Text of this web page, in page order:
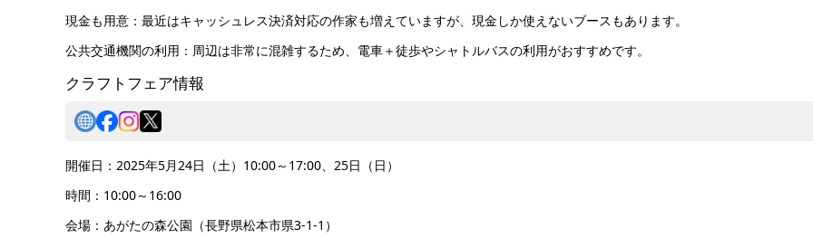
現金も用意：最近はキャッシュレス決済対応の作家も増えていますが、現金しか使えないブースもあります。
公共交通機関の利用：周辺は非常に混雑するため、電車＋徒歩やシャトルバスの利用がおすすめです。
クラフトフェア情報
開催日：2025年5月24日（土）10:00～17:00、25日（日）
時間：10:00～16:00
会場：​あがたの森公園（長野県松本市県3-1-1）